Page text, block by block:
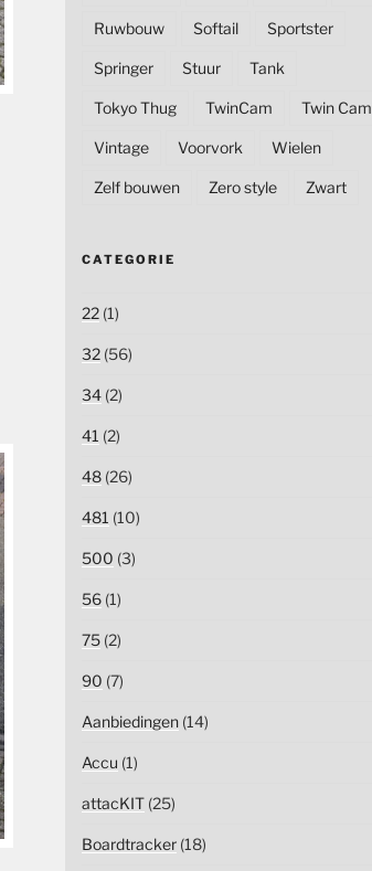
Ruwbouw Softail Sportster
Springer Stuur Tank
Tokyo Thug TwinCam Twin Cam
Vintage Voorvork Wielen
Zelf bouwen Zero style Zwart
CATEGORIE
22(1)
32(56)
34(2)
41 (2)
48(26)
481 (10)
500 (3)
56(1)
75(2)
90 (7)
Aanbiedingen(14)
Accu (1)
attacKIT(25)
Boardtracker(18)